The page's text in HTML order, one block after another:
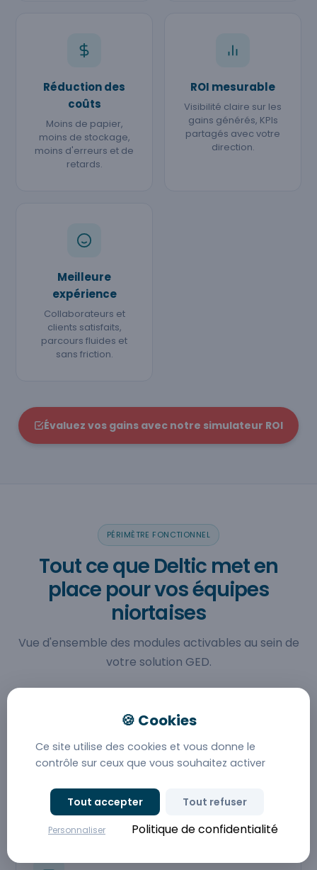
Réduction des
coûts
Moins de papier,
moins de stockage,
moins d'erreurs et de
retards.
ROI mesurable
Visibilité claire sur les
gains générés, KPIs
partagés avec votre
direction.
Meilleure
expérience
Collaborateurs et
clients satisfaits,
parcours fluides et
sans friction.
Évaluez vos gains avec notre simulateur ROI
PÉRIMÈTRE FONCTIONNEL
Tout ce que Deltic met en
place pour vos équipes
niortaises
Vue d'ensemble des modules activables au sein de
votre solution GED.
Capture, classement, recherche plein texte,
workflows de validation.
Ce site utilise des cookies et vous donne le
contrôle sur ceux que vous souhaitez activer
Tout accepter Tout refuser
Personnaliser Politique de confidentialité